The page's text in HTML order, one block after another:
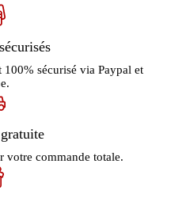
sécurisé via Paypal et
votre commande totale.